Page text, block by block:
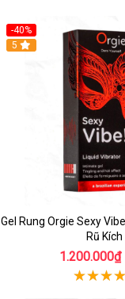
-40%
Hot
5
Gel Rung Orgie Sexy
Rũ
1.200.000₫